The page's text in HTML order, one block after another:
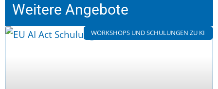
Weitere Angebote
WORKSHOPS UND SCHULUNGEN ZU KI